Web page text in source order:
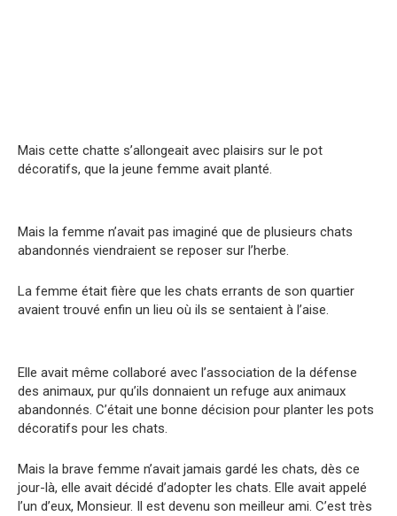
Mais cette chatte s’allongeait avec plaisirs sur le pot
décoratifs, que la jeune femme avait planté.
Mais la femme n’avait pas imaginé que de plusieurs chats
abandonnés viendraient se reposer sur l’herbe.
La femme était fière que les chats errants de son quartier
avaient trouvé enfin un lieu où ils se sentaient à l’aise.
Elle avait même collaboré avec l’association de la défense
des animaux, pur qu’ils donnaient un refuge aux animaux
abandonnés. C’était une bonne décision pour planter les pots
décoratifs pour les chats.
Mais la brave femme n’avait jamais gardé les chats, dès ce
jour-là, elle avait décidé d’adopter les chats. Elle avait appelé
l’un d’eux, Monsieur. Il est devenu son meilleur ami. C’est très